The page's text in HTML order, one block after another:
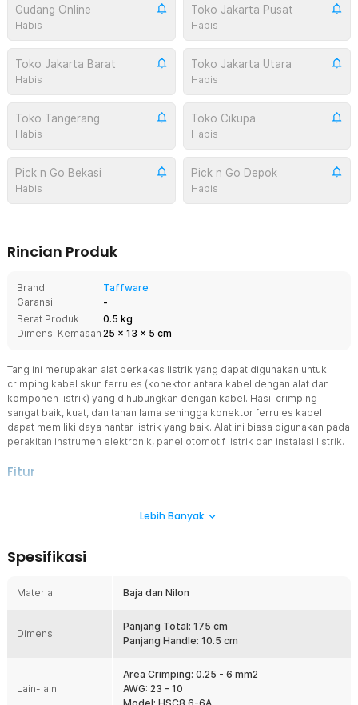
Gudang Online
Habis
Toko Jakarta Pusat
Habis
Toko Jakarta Barat
Habis
Toko Jakarta Utara
Habis
Toko Tangerang
Habis
Toko Cikupa
Habis
Pick n Go Bekasi
Habis
Pick n Go Depok
Habis
Rincian Produk
Brand
Taffware
Garansi
-
Berat Produk
0.5 kg
Dimensi Kemasan 25 x 13 x 5 cm
Tang ini merupakan alat perkakas listrik yang dapat digunakan untuk
crimping kabel skun ferrules (konektor antara kabel dengan alat dan
komponen listrik) yang dihubungkan dengan kabel. Hasil crimping
sangat baik, kuat, dan tahan lama sehingga konektor ferrules kabel
dapat memiliki daya hantar listrik yang baik. Alat ini biasa digunakan pada
perakitan instrumen elektronik, panel otomotif listrik dan instalasi listrik.
Fitur
Bagian handle didesain ergonomis agar Anda dapat
tangan, lantaran tuasnya empuk dan tidak membuat Anda cepat
Meminimalisir Kerusakan
pemotongan harus diperhatikan agar daya hantar listrik dapat
berjalan optimal. Untuk itu, pemotongan dengan alat ini sangat
Anda memotongnya tanpa menggunakan alat khusus.
Bahan Berkualitas
Lebih Banyak
Spesifikasi
Material Baja dan Nilon
Dimensi
Panjang Total: 175 cm
Panjang Handle: 10.5 cm
Lain-lain
Area Crimping: 0.25 - 6 mm2
AWG: 23 - 10
Model: HSC8 6-6A